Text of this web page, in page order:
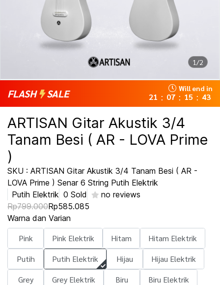
1/2
FLASH SALE Will end in
21 : 07 : 15 : 43
ARTISAN Gitar Akustik 3/4
Tanam Besi ( AR - LOVA Prime
)
SKU : ARTISAN Gitar Akustik 3/4 Tanam Besi ( AR -
LOVA Prime ) Senar 6 String Putih Elektrik
Putih Elektrik 0 Sold
no reviews
Rp799.000Rp585.085
Warna dan Varian
Pink Pink Elektrik Hitam
Hitam Elektrik
Putih
Putih Elektrik Hijau
Hijau Elektrik
Grey
Grey Elektrik Biru Biru Elektrik